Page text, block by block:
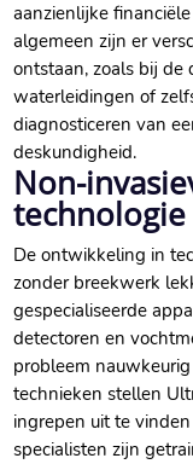
aanzienlijke
algemeen zijn er
ontstaan, zoals bij de
waterleidingen of
diagnosticeren van
deskundigheid.
Non-
De ontwikkeling in
zonder breekwerk
gespecialiseerde
detectoren en
probleem
technieken stellen
ingrepen uit te
specialisten zijn